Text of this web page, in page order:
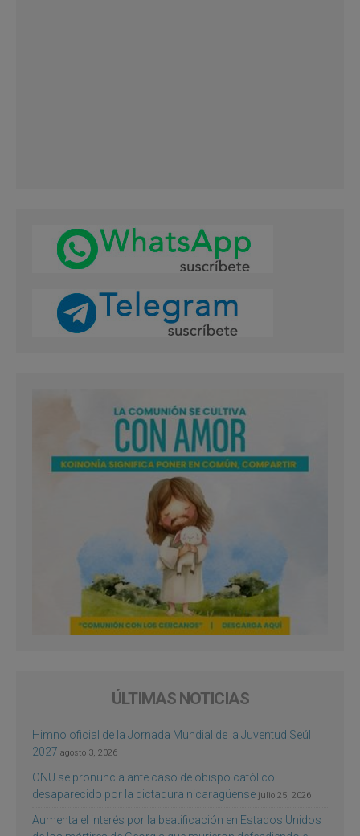
ÚLTIMAS NOTICIAS
Himno oficial de la Jornada Mundial de la Juventud Seúl
2027 agosto 3, 2026
ONU se pronuncia ante caso de obispo católico
desaparecido por la dictadura nicaragüense julio 25, 2026
Aumenta el interés por la beatificación en Estados Unidos